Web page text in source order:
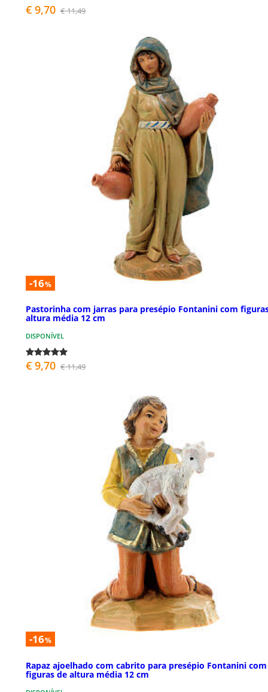
€ 9,70 € 11,49
-16%
Pastorinha com jarras para presépio Fontanini com
altura média 12 cm
DISPONÍVEL
€ 9,70 € 11,49
-16%
Rapaz ajoelhado com cabrito para presépio Fontanini com
figuras de altura média 12 cm